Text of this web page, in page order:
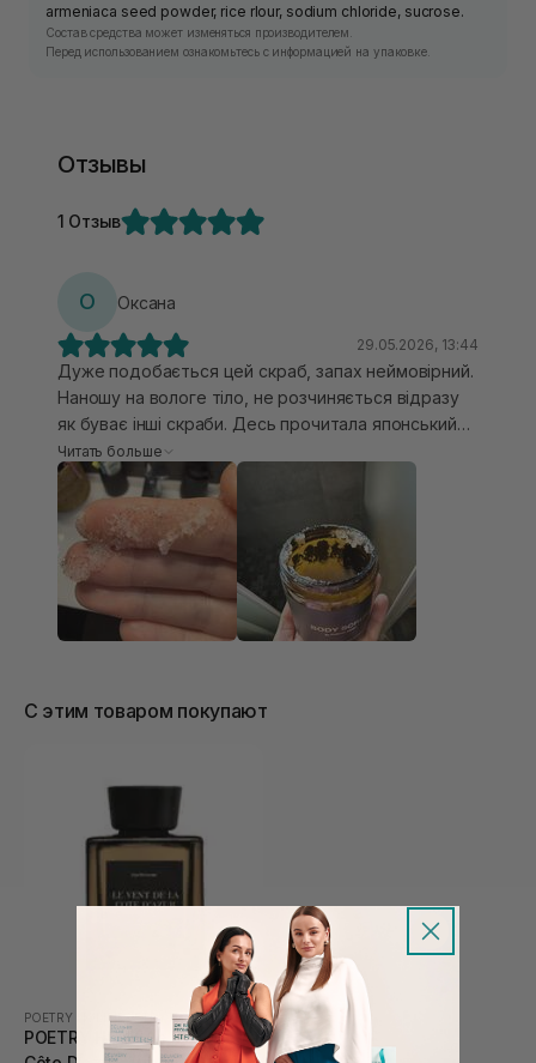
armeniaca seed powder, rice rlour, sodium chloride, sucrose.
Состав средства может изменяться производителем.
Перед использованием ознакомьтесь с информацией на упаковке.
Отзывы
1 Отзыв
О Оксана
29.05.2026, 13:44
Дуже подобається цей скраб, запах неймовірний.
Наношу на вологе тіло, не розчиняється відразу
як буває інші скраби. Десь прочитала японський
секрет краси, що запах «старості» йде від
задньої поверхні ший і за вухами, ці ділянки також
пропрацюьовую, і відмітила гарний результат.
Читать больше
С этим товаром покупают
POETRY HOME| POETRY HOME LE VENT DE LA CÔTE D’AZUR
POETRY HOME Le Vent De La